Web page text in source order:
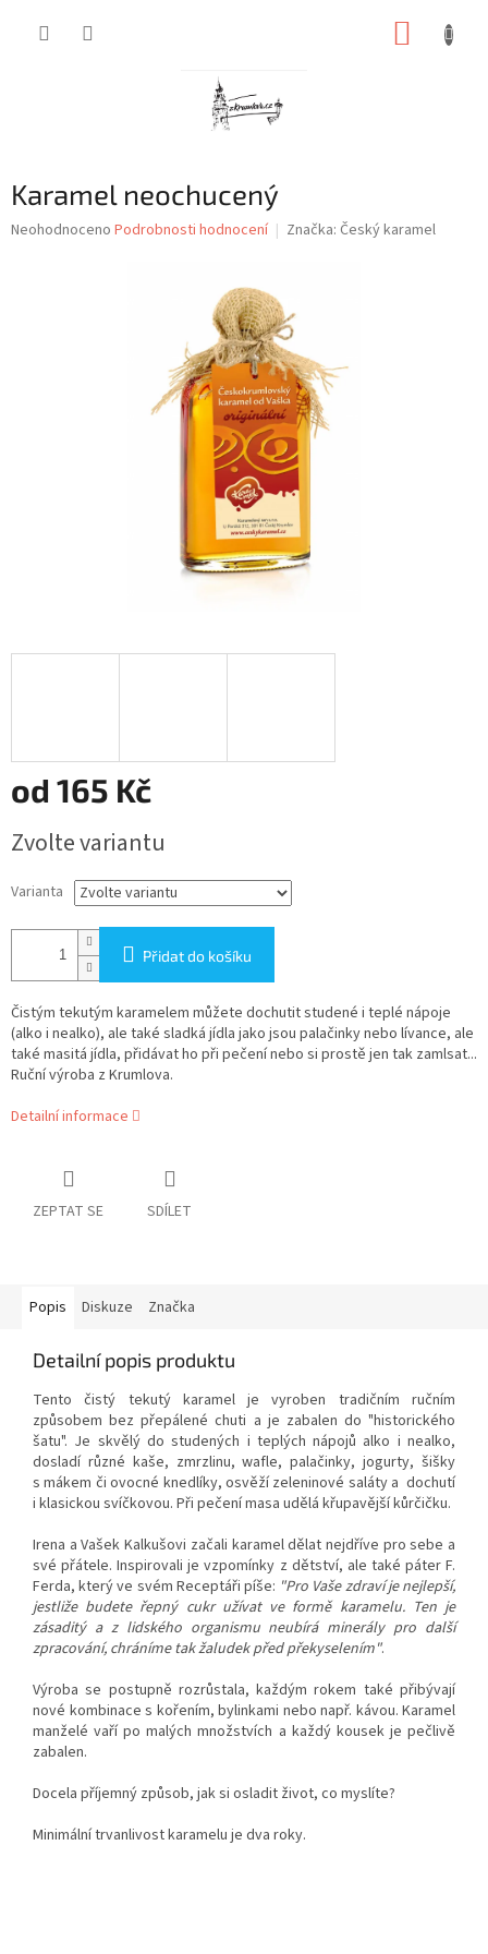
Karamel neochucený
Průměrné
Neohodnoceno Podrobnosti hodnocení Značka: Český karamel
od 165 Kč
cena:
Zvolte variantu
Varianta
Přidat do košíku
Čistým tekutým karamelem můžete dochutit studené i teplé nápoje
(alko i nealko), ale také sladká jídla jako jsou palačinky nebo lívance, ale
také masitá jídla, přidávat ho při pečení nebo si prostě jen tak zamlsat...
Ruční výroba z Krumlova.
Detailní informace
ZEPTAT SE SDÍLET
Popis Diskuze Značka
Detailní popis produktu
Tento čistý tekutý karamel je vyroben tradičním ručním
způsobem bez přepálené chuti a je zabalen do "historického
šatu". Je skvělý do studených i teplých nápojů alko i nealko,
dosladí různé kaše, zmrzlinu, wafle, palačinky, jogurty, šišky
s mákem či ovocné knedlíky, osvěží zeleninové saláty a dochutí
i klasickou svíčkovou. Při pečení masa udělá křupavější kůrčičku.
Irena a Vašek Kalkušovi začali karamel dělat nejdříve pro sebe a
své přátele. Inspirovali je vzpomínky z dětství, ale také páter F.
Ferda, který ve svém Receptáři píše: "Pro Vaše zdraví je nejlepší,
jestliže budete řepný cukr užívat ve formě karamelu. Ten je
zásaditý a z lidského organismu neubírá minerály pro další
zpracování, chráníme tak žaludek před překyselením".
Výroba se postupně rozrůstala, každým rokem také přibývají
nové kombinace s kořením, bylinkami nebo např. kávou. Karamel
manželé vaří po malých množstvích a každý kousek je pečlivě
zabalen.
Docela příjemný způsob, jak si osladit život, co myslíte?
Minimální trvanlivost karamelu je dva roky.